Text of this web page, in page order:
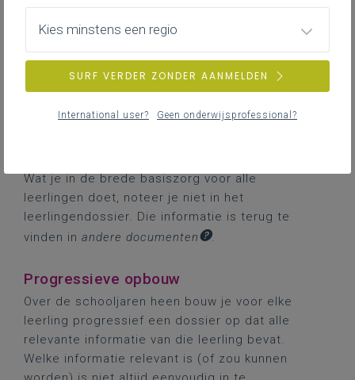
Uitgangspunten
Overzichtelijk en beknopt
Een overzichtelijk dossier bevordert een
passende begeleiding van de leerling. Door
informatie voor alle leerlingen op een
Wat je in de brede basiszorg voor alle
leerlingen doet, noteer je niet in het
leerlingendossier. Die informatie is terug te
vinden in andere documenten .
Progressieve opbouw
Over de schooljaren heen bouw je voor elke
leerling progressief een dossier op dat alle
relevante informatie van die leerling bevat.
Welke informatie relevant is (of zou kunnen
Kies minstens een regio
SURF VERDER ZONDER AANMELDEN
International user? Geen onderwijsprofessional?